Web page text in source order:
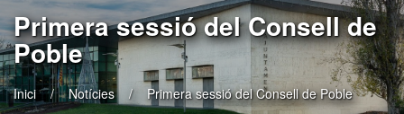
Primera sessió del Consell de
Poble
Inici Notícies Primera sessió del Consell de Poble